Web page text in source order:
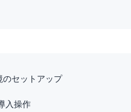
セットアップ
入操作